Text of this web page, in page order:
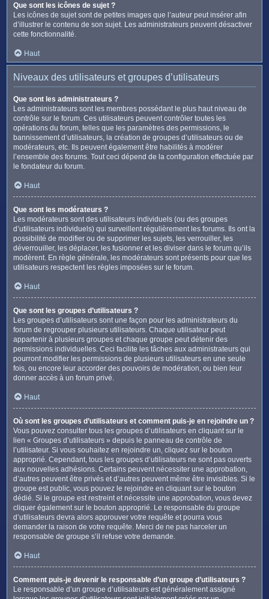
Que sont les icônes de sujet ?
Les icônes de sujet sont de petites images que l’auteur peut insérer afin
d’illustrer le contenu de son sujet. Les administrateurs peuvent désactiver
cette fonctionnalité.
Haut
Niveaux des utilisateurs et groupes d’utilisateurs
Que sont les administrateurs ?
Les administrateurs sont les membres possédant le plus haut niveau de
contrôle sur le forum. Ces utilisateurs peuvent contrôler toutes les
opérations du forum, telles que les paramètres des permissions, le
bannissement d’utilisateurs, la création de groupes d’utilisateurs ou de
modérateurs, etc. Ils peuvent également être habilités à modérer
l’ensemble des forums. Tout ceci dépend de la configuration effectuée par
le fondateur du forum.
Haut
Que sont les modérateurs ?
Les modérateurs sont des utilisateurs individuels (ou des groupes
d’utilisateurs individuels) qui surveillent régulièrement les forums. Ils ont la
possibilité de modifier ou de supprimer les sujets, les verrouiller, les
déverrouiller, les déplacer, les fusionner et les diviser dans le forum qu’ils
modèrent. En règle générale, les modérateurs sont présents pour que les
utilisateurs respectent les règles imposées sur le forum.
Haut
Que sont les groupes d’utilisateurs ?
Les groupes d’utilisateurs sont une façon pour les administrateurs du
forum de regrouper plusieurs utilisateurs. Chaque utilisateur peut
appartenir à plusieurs groupes et chaque groupe peut détenir des
permissions individuelles. Ceci facilite les tâches aux administrateurs qui
pourront modifier les permissions de plusieurs utilisateurs en une seule
fois, ou encore leur accorder des pouvoirs de modération, ou bien leur
donner accès à un forum privé.
Haut
Où sont les groupes d’utilisateurs et comment puis-je en rejoindre un ?
Vous pouvez consulter tous les groupes d’utilisateurs en cliquant sur le
lien « Groupes d’utilisateurs » depuis le panneau de contrôle de
l’utilisateur. Si vous souhaitez en rejoindre un, cliquez sur le bouton
approprié. Cependant, tous les groupes d’utilisateurs ne sont pas ouverts
aux nouvelles adhésions. Certains peuvent nécessiter une approbation,
d’autres peuvent être privés et d’autres peuvent même être invisibles. Si le
groupe est public, vous pouvez le rejoindre en cliquant sur le bouton
dédié. Si le groupe est restreint et nécessite une approbation, vous devez
cliquer également sur le bouton approprié. Le responsable du groupe
d’utilisateurs devra alors approuver votre requête et pourra vous
demander la raison de votre requête. Merci de ne pas harceler un
responsable de groupe s’il refuse votre demande.
Haut
Comment puis-je devenir le responsable d’un groupe d’utilisateurs ?
Le responsable d’un groupe d’utilisateurs est généralement assigné